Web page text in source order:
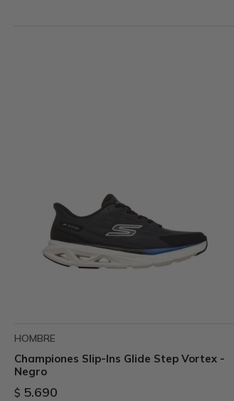
HOMBRE
Championes Slip-Ins Glide Step Vortex -
Negro
$ 5.690